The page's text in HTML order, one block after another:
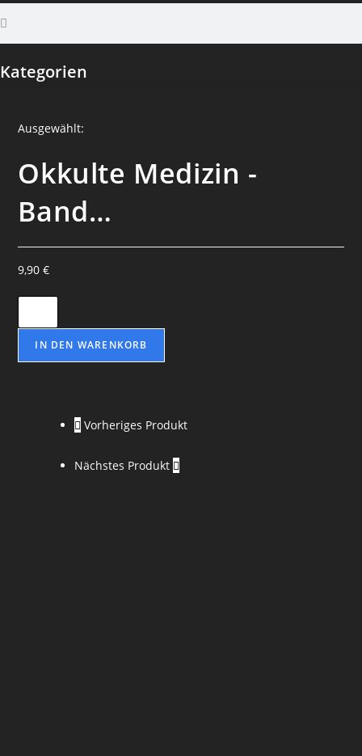
Kategorien
Ausgewählt:
Okkulte Medizin -
Band…
9,90€
IN DEN WARENKORB
Vorheriges Produkt
Nächstes Produkt